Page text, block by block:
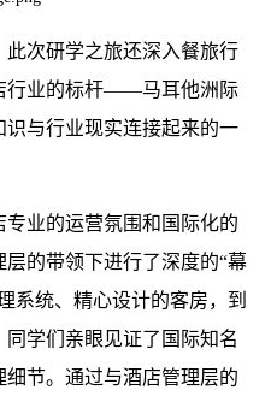
次研学之旅还深入餐旅行
行业的标杆——马耳他洲际
与行业现实连接起来的一
业的运营氛围和国际化的
的带领下进行了深度的“幕
系统、精心设计的客房，到
学们亲眼见证了国际知名
节。通过与酒店管理层的